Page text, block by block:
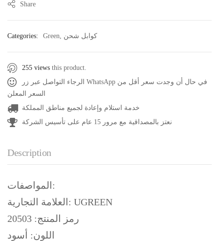
Share
Categories: Green, كوابل شحن
255 views this product.
الرجاء التواصل عبر زر WhatsApp في حال أن وجدت سعر أقل من
السعر المعلن
خدمة استلام وإعادة لجميع مناطق المملكة
نعتز بالمصداقية مع مرور 15 عام على تأسيس الشركة
Description
المواصفات:
العلامة التجارية: UGREEN
رمز المنتج: 20503
اللون: أسود